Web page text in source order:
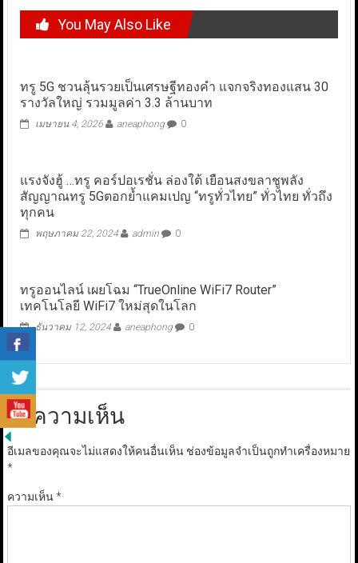
You May Also Like
ทรู 5G ชวนลุ้นรวยเป็นเศรษฐีทองคำ แจกจริงทองแสน 30
รางวัลใหญ่ รวมมูลค่า 3.3 ล้านบาท
เมษายน 4, 2026 aneaphong 0
แรงจังฮู้ …ทรู คอร์ปอเรชั่น ล่องใต้ เยือนสงขลาชูพลัง
สัญญาณทรู 5Gตอกย้ำแคมเปญ “ทรูทั่วไทย” ทั่วไทย ทั่วถึง
ทุกคน
พฤษภาคม 22, 2024 admin 0
ทรูออนไลน์ เผยโฉม “TrueOnline WiFi7 Router”
เทคโนโลยี WiFi7 ใหม่สุดในโลก
ธันวาคม 12, 2024 aneaphong 0
ใส่ความเห็น
อีเมลของคุณจะไม่แสดงให้คนอื่นเห็น ช่องข้อมูลจำเป็นถูกทำเครื่องหมาย
*
ความเห็น*